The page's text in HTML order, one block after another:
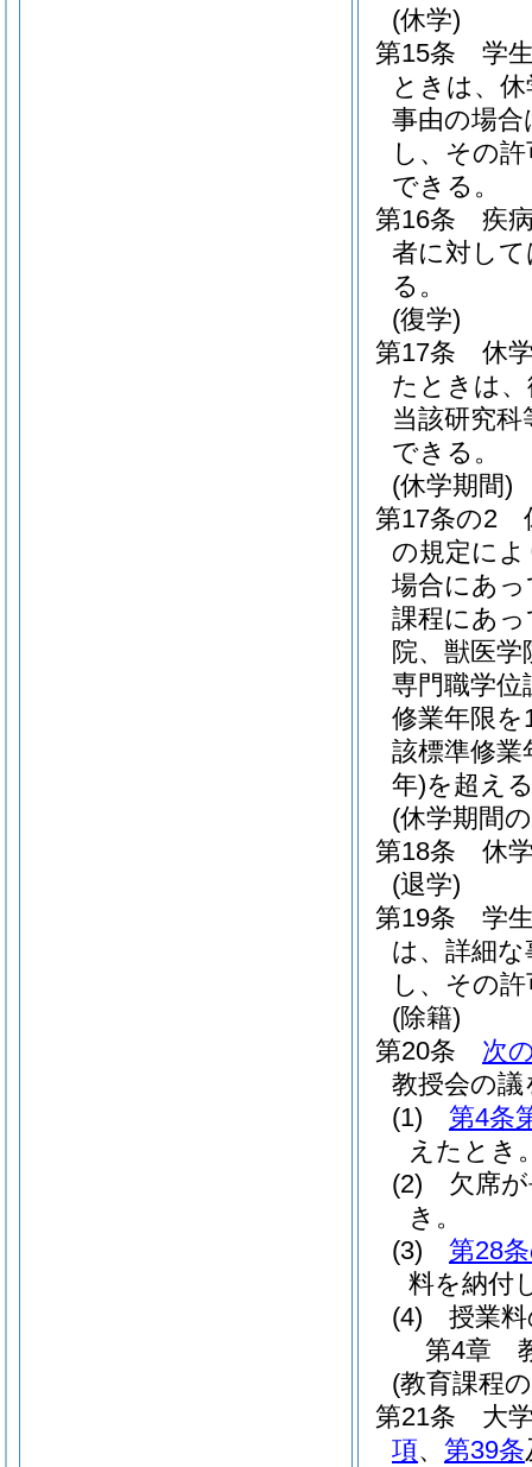
(休学)
第15条
学
ときは、
事由の場
し、その
できる。
第16条
疾
者に対し
る。
(復学)
第17条
休
たときは
当該研究
できる。
(休学期間)
第17条の2
の規定に
場合にあ
課程にあっ
院、獣医
専門職学
修業年限
該標準修
年)を超え
(休学期間
第18条
休
(退学)
第19条
学
は、詳細
し、その
(除籍)
第20条
次
教授会の
(1)
第4条
えたとき
(2)
欠席
き。
(3)
第28
料を納付
(4)
授業
第4章
(教育課程
第21条
大
項、 第39条